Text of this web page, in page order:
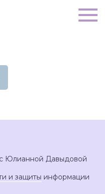
Юлианной Давыдовой
и защиты информации